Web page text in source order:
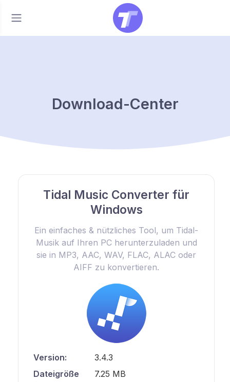
Download-Center
Tidal Music Converter für
Windows
Ein einfaches & nützliches Tool, um Tidal-
Musik auf Ihren PC herunterzuladen und
sie in MP3, AAC, WAV, FLAC, ALAC oder
AIFF zu konvertieren.
Version:
3.4.3
Dateigröße
7.25 MB